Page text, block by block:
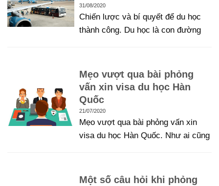
31/08/2020
Chiến lược và bí quyết để du học
thành công. Du học là con đường
Mẹo vượt qua bài phỏng
vấn xin visa du học Hàn
Quốc
21/07/2020
Mẹo vượt qua bài phỏng vấn xin
visa du học Hàn Quốc. Như ai cũng
Một số câu hỏi khi phỏng